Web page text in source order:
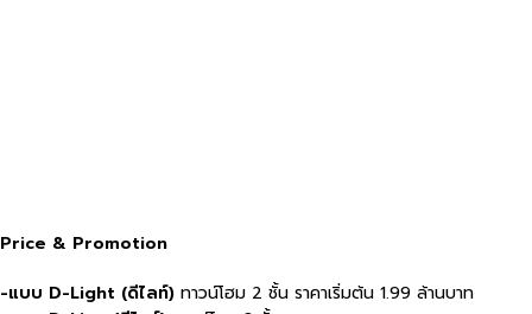
Price & Promotion
-แบบ D-Light (ดีไลท์) ทาวน์โฮม 2 ชั้น ราคาเริ่มต้น 1.99 ล้านบาท